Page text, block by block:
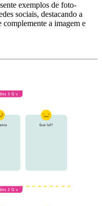
exemplos de foto-
sociais, destacando a
a imagem e